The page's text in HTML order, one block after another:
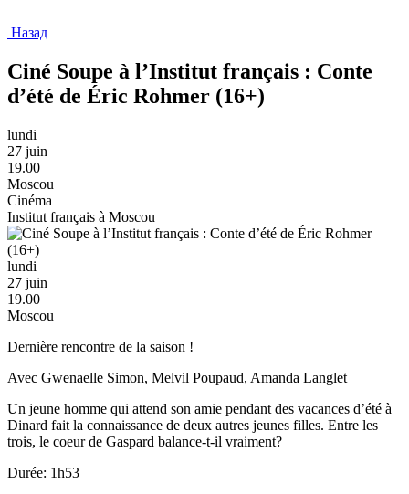
Назад
Ciné Soupe à l’Institut français : Conte
d’été de Éric Rohmer (16+)
lundi
27 juin
19.00
Moscou
Cinéma
Institut français à Moscou
lundi
27 juin
19.00
Moscou
Dernière rencontre de la saison !
Avec Gwenaelle Simon, Melvil Poupaud, Amanda Langlet
Un jeune homme qui attend son amie pendant des vacances d’été à
Dinard fait la connaissance de deux autres jeunes filles. Entre les
trois, le coeur de Gaspard balance-t-il vraiment?
Durée: 1h53